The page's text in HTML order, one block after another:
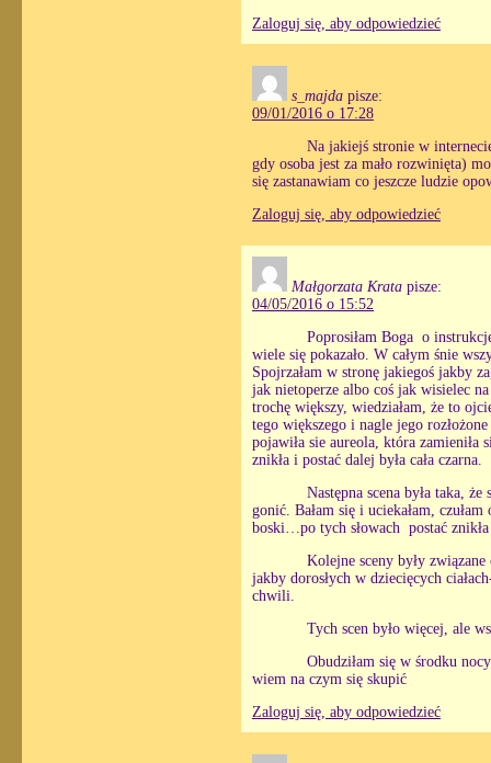
Zaloguj się, aby odpowiedzieć
s_majda pisze:
09/01/2016 o 17:28
Na jakiejś stronie w
gdy osoba jest za mało rozwinięta)
się zastanawiam co jeszcze ludzie
Zaloguj się, aby odpowiedzieć
Małgorzata Krata pisze:
04/05/2016 o 15:52
Poprosiłam Boga o
wiele się pokazało. W całym śnie
Spojrzałam w stronę jakiegoś jakby
jak nietoperze albo coś jak wisielec
trochę większy, wiedziałam, że to
tego większego i nagle jego
pojawiła sie aureola, która zamieniła
znikła i postać dalej była cała czarna.
Następna scena była taka,
gonić. Bałam się i uciekałam,
boski…po tych słowach postać
Kolejne sceny były
jakby dorosłych w dziecięcych
chwili.
Tych scen było więcej, ale
Obudziłam się w środku
wiem na czym się skupić
Zaloguj się, aby odpowiedzieć